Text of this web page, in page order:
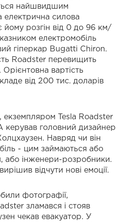
найшвидшим
електрична силова
йому розгін від 0 до 96 км/
електромобіль
гіперкар Bugatti Chiron.
Roadster перевищить
вартість
від 200 тис. доларів
екземпляром Tesla Roadster
головний дизайнер
Навряд чи він
- цим займаються або
або інженери-розробники.
відчути нові емоції.
фотографії,
зламався і стояв
чекав евакуатор. У